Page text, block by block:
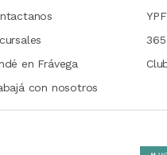
en Frávega
con nosotros
YPF
365